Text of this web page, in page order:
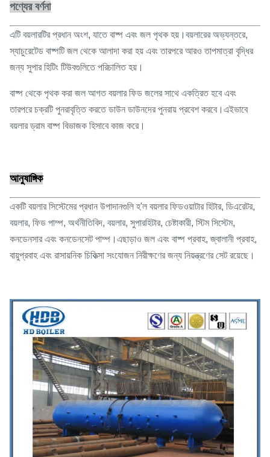
পণ্যের বর্ণনা
এটি বয়লারটির প্রধান অংশ, যাতে বাষ্প এবং জল পৃথক হয়।বয়লারের অভ্যন্তরে,
স্যাচুরেটেড বাষ্পটি জল থেকে আলাদা করা হয় এবং তারপরে আরও তাপমাত্রা বৃদ্ধির
জন্য সুপার হিটিং টিউবগুলিতে পরিচালিত হয়।
বাষ্প থেকে পৃথক করা জল আগত বয়লার ফিড জলের সাথে একত্রিত হবে এবং
তারপরে চক্রটি পুনরাবৃত্তি করতে ডাউন ডাউনদের পুনরায় প্রবেশ করবে।এইভাবে
বয়লার ড্রাম বাষ্প বিভাজক হিসাবে কাজ করে।
আনুষাঙ্গিক
একটি বয়লার সিস্টেমের প্রধান উপাদানগুলি হ'ল বয়লার ফিডওয়াটার হিটার, ডিএরেটর,
বয়লার, ফিড পাম্প, অর্থনীতিবিদ, বয়লার, সুপারহিটার, চেষ্টাকারী, স্টিম সিস্টেম,
কনডেনসার এবং কনডেনসেট পাম্প।এছাড়াও জল এবং বাষ্প প্রবাহ, জ্বালানী প্রবাহ,
বায়ুপ্রবাহ এবং রাসায়নিক চিকিত্সা সংযোজন নিরীক্ষণের জন্য নিয়ন্ত্রণের সেট রয়েছে।